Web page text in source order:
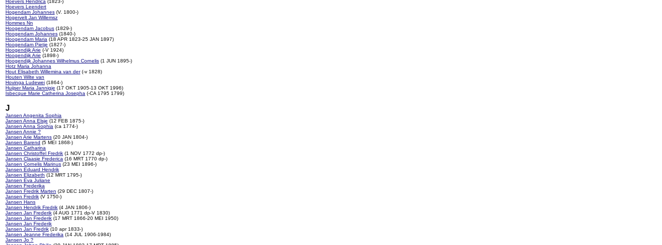
Hoevers Hendrica (1823-)
Hoevers Leendert
Hogendam Johannes (V. 1800-)
Hogervelt Jan Willemsz
Hommes Nn
Hoogendam Jacobus (1829-)
Hoogendam Johannes (1840-)
Hoogendam Maria (18 APR 1823-25 JAN 1897)
Hoogendam Pietje (1827-)
Hoogendijk Arie (-V 1924)
Hoogendijk Arie (1898-)
Hoogendijk Johannes Wilhelmus Cornelis (1 JUN 1895-)
Hotz Maria Johanna
Hout Elisabeth Willemina van der(-v 1828)
Houten Wilte van
Hovinga Ludewei (1864-)
Huijser Maria Jannigje (17 OKT 1905-13 OKT 1996)
Isbecque Marie Catherina Josepha (-CA 1795 1799)
J
Jansen Angenita Sophia
Jansen Anna Elsje (12 FEB 1875-)
Jansen Anna Sophia (ca 1774-)
Jansen Annie ?
Jansen Arie Martens (20 JAN 1804-)
Jansen Barend (5 MEI 1868-)
Jansen Catharina
Jansen Christoffel Fredrik (1 NOV 1772 dp-)
Jansen Claasie Frederica (16 MRT 1770 dp-)
Jansen Cornelis Marinus (23 MEI 1896-)
Jansen Eduard Hendrik
Jansen Elizabeth (12 MRT 1795-)
Jansen Eva Juliane
Jansen Frederika
Jansen Fredrik Marten (29 DEC 1807-)
Jansen Fredrik (V 1750-)
Jansen Hans
Jansen Hendrik Fredrik (4 JAN 1806-)
Jansen Jan Frederik (4 AUG 1771 dp-V 1830)
Jansen Jan Frederik (17 MRT 1866-20 MEI 1950)
Jansen Jan Frederik
Jansen Jan Fredrik (10 apr 1833-)
Jansen Jeanne Frederika (14 JUL 1906-1984)
Jansen Jo ?